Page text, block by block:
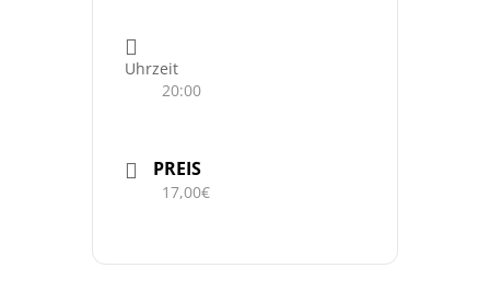
Uhrzeit
20:00
PREIS
17,00€